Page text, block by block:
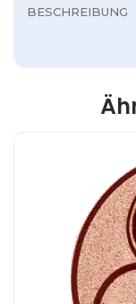
BESCHREIBUNG